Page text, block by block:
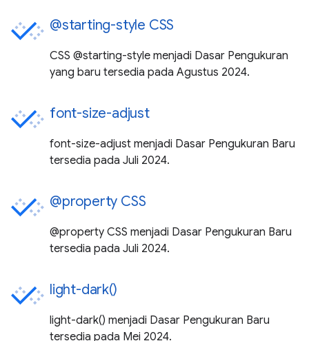
@starting-style CSS
CSS @starting-style menjadi Dasar Pengukuran
yang baru tersedia pada Agustus 2024.
font-size-adjust
font-size-adjust menjadi Dasar Pengukuran Baru
tersedia pada Juli 2024.
@property CSS
@property CSS menjadi Dasar Pengukuran Baru
tersedia pada Juli 2024.
light-dark()
light-dark() menjadi Dasar Pengukuran Baru
tersedia pada Mei 2024.